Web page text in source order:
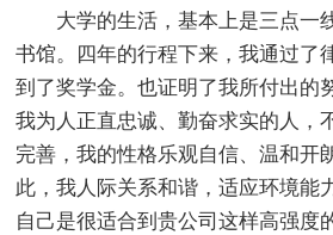
大学的生活，基本上是三点一
书馆。四年的行程下来，我通过了
到了奖学金。也证明了我所付出的
我为人正直忠诚、勤奋求实的人，
完善，我的性格乐观自信、温和开
此，我人际关系和谐，适应环境能
自己是很适合到贵公司这样高强度